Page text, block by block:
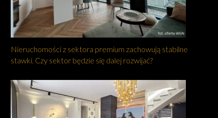
Nieruchomości z sektora premium zachowują stabilne
stawki. Czy sektor będzie się dalej rozwijać?